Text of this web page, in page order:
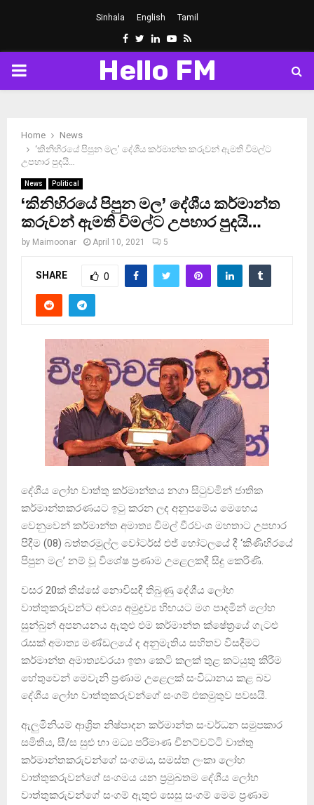
Sinhala English Tamil
Facebook
Twitter
LinkedinYoutube
Rss
PRIMARY
Hello FM
Home
News
‘කිනිහිරයේ පිපුන මල’ දේශීය කර්මාන්ත කරුවන් ඇමති විමල්ට
උපහාර පුදයි…
News Political
‘කිනිහිරයේ පිපුන මල’ දේශීය කර්මාන්ත
කරුවන් ඇමති විමල්ට උපහාර පුදයි…
by Maimoonar April 10, 2021 5
SHARE 0
දේශීය ලෝහ වාත්තු කර්මාන්තය නගා සිටුවමින් ජාතික
කර්මාන්තකරණයට ඉටු කරන ලද අනුපමේය මෙහෙය
වෙනුවෙන් කර්මාන්ත අමාත්‍ය විමල් වීරවංශ මහතාට උපහාර
පිදීම (08) බත්තරමුල්ල වෝටර්ස් එජ් හෝටලයේ දී ‘කිණිහිරයේ
පිපුන මල’ නම් වූ විශේෂ ප්‍රණාම උළෙලකදී සිදු කෙරිණි.
වසර 20ක් තිස්සේ නොවිසඳී තිබුණු දේශීය ලෝහ
වාත්තුකරුවන්ට අවශ්‍ය අමුද්‍රව්‍ය හිඟයට මග පාදමින් ලෝහ
සුන්බුන් අපනයනය ඇතුළු එම කර්මාන්ත ක්ෂේත්‍රයේ ගැටළු
රැසක් අමාත්‍ය මණ්ඩලයේ ද අනුමැතිය සහිතව විසදීමට
කර්මාන්ත අමාත්‍යවරයා ඉතා කෙටි කලක් තුළ කටයුතු කිරීම
හේතුවෙන් මෙවැනි ප්‍රණාම උළෙලක් සංවිධානය කළ බව
දේශීය ලෝහ වාත්තුකරුවන්ගේ සංගම් එකමුතුව පවසයි.
ඇලුමිනියම් ආශ්‍රිත නිෂ්පාදන කර්මාන්ත සංවර්ධන සමුපකාර
සමිතිය, සී/ස සුළු හා මධ්‍ය පරිමාණ චීනට්චට්ටි වාත්තු
කර්මාන්තකරුවන්ගේ සංගමය, සමස්ත ලංකා ලෝහ
වාත්තුකරුවන්ගේ සංගමය යන ප්‍රමුඛතම දේශීය ලෝහ
වාත්තුකරුවන්ගේ සංගම් ඇතුළු සෙසු සංගම් මෙම ප්‍රණාම